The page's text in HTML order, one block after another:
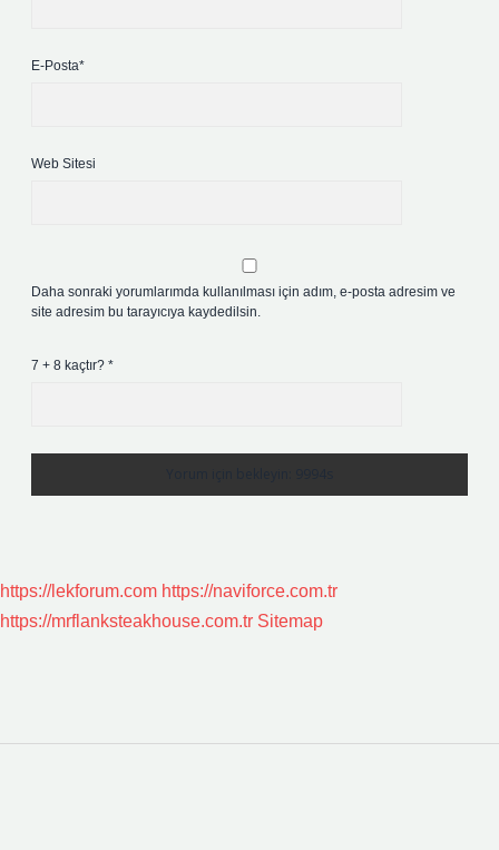
E-Posta*
Web Sitesi
Daha sonraki yorumlarımda kullanılması için adım, e-posta adresim ve
site adresim bu tarayıcıya kaydedilsin.
7 + 8 kaçtır? *
https://lekforum.com https://naviforce.com.tr
https://mrflanksteakhouse.com.tr Sitemap